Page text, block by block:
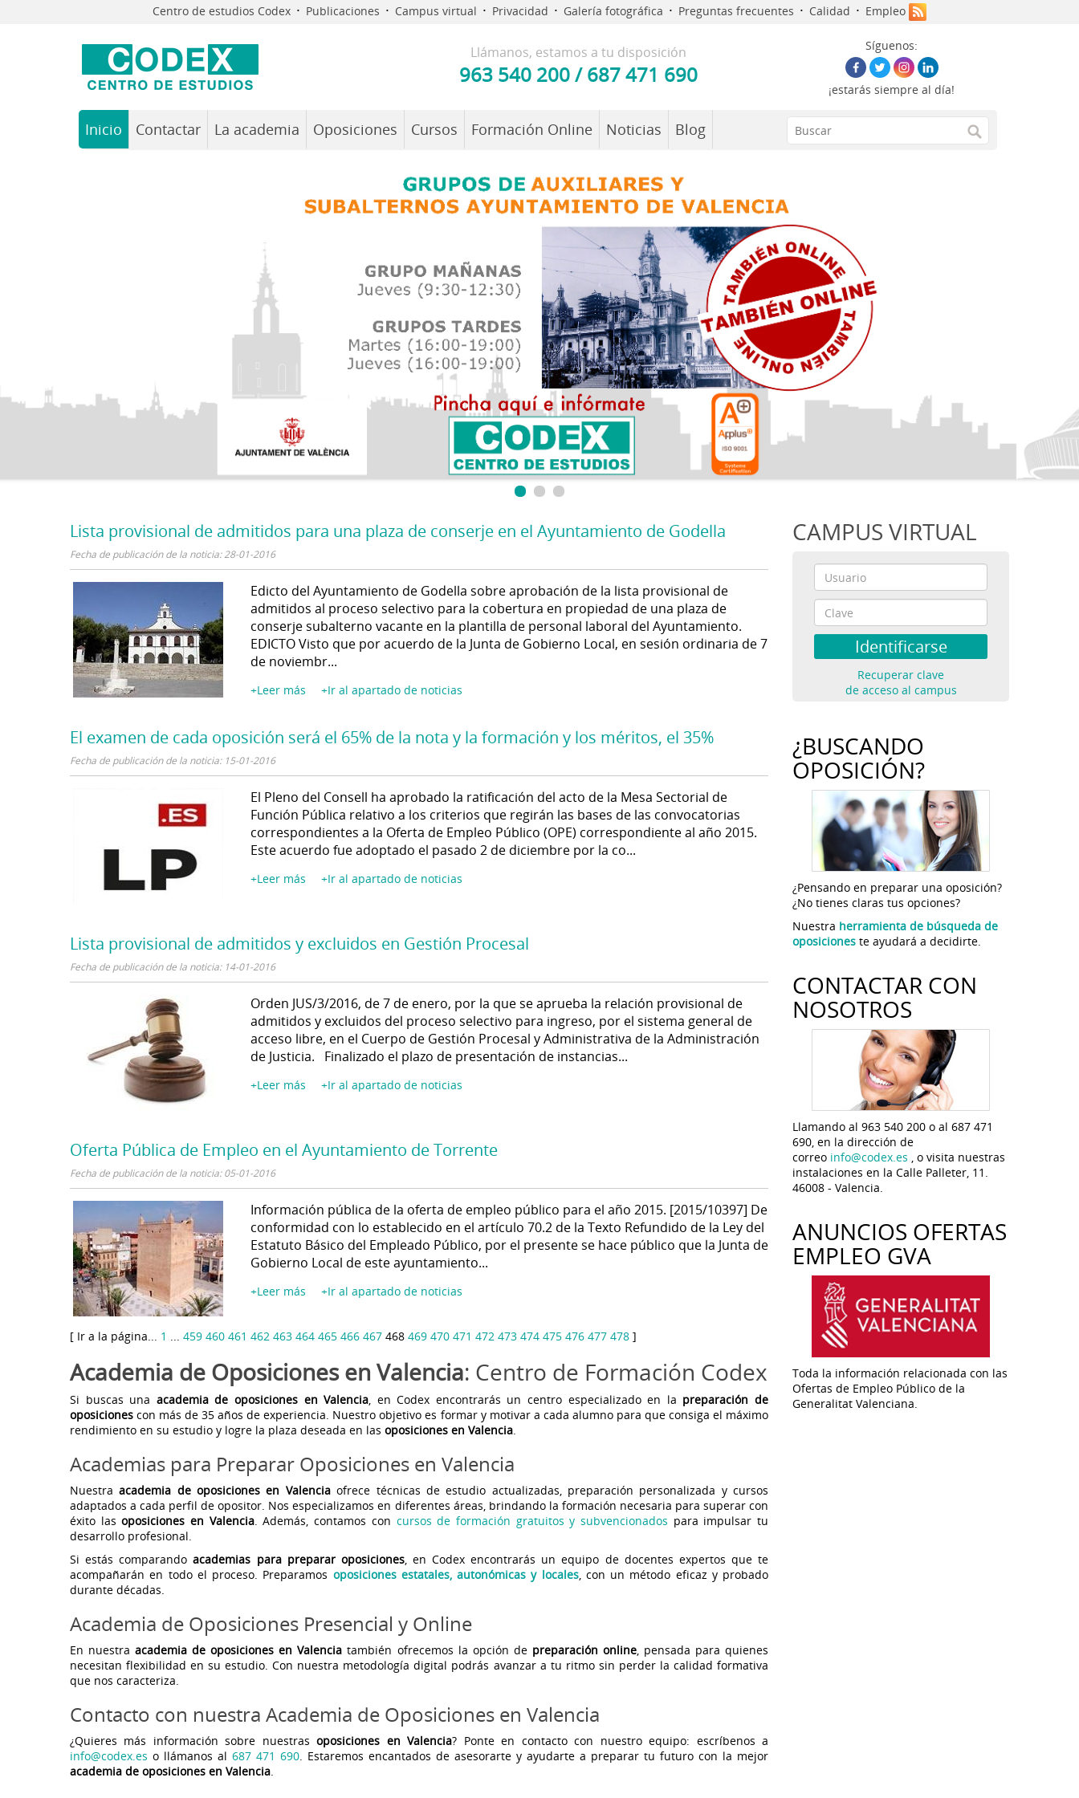
Centro de estudios Codex · Publicaciones · Campus virtual · Privacidad · Galería fotográfica · Preguntas frecuentes · Calidad · Empleo
Llámanos, estamos a tu disposición
963 540 200/687 471 690
Síguenos:
¡estarás siempre al día!
Inicio Contactar La academia Oposiciones Cursos Formación Online Noticias Blog
Lista provisional de admitidos para una plaza de conserje en el Ayuntamiento de Godella
Fecha de publicación de la noticia: 28-01-2016
Edicto del Ayuntamiento de Godella sobre aprobación de la lista provisional de
admitidos al proceso selectivo para la cobertura en propiedad de una plaza de
conserje subalterno vacante en la plantilla de personal laboral del Ayuntamiento.
EDICTO Visto que por acuerdo de la Junta de Gobierno Local, en sesión ordinaria de 7
de noviembr...
+Leer más +Ir al apartado de noticias
El examen de cada oposición será el 65% de la nota y la formación y los méritos, el 35%
Fecha de publicación de la noticia: 15-01-2016
El Pleno del Consell ha aprobado la ratificación del acto de la Mesa Sectorial de
Función Pública relativo a los criterios que regirán las bases de las convocatorias
correspondientes a la Oferta de Empleo Público (OPE) correspondiente al año 2015.
Este acuerdo fue adoptado el pasado 2 de diciembre por la co...
+Leer más +Ir al apartado de noticias
Lista provisional de admitidos y excluidos en Gestión Procesal
Fecha de publicación de la noticia: 14-01-2016
Orden JUS/3/2016, de 7 de enero, por la que se aprueba la relación provisional de
admitidos y excluidos del proceso selectivo para ingreso, por el sistema general de
acceso libre, en el Cuerpo de Gestión Procesal y Administrativa de la Administración
de Justicia. Finalizado el plazo de presentación de instancias...
+Leer más +Ir al apartado de noticias
Oferta Pública de Empleo en el Ayuntamiento de Torrente
Fecha de publicación de la noticia: 05-01-2016
Información pública de la oferta de empleo público para el año 2015. [2015/10397] De
conformidad con lo establecido en el artículo 70.2 de la Texto Refundido de la Ley del
Estatuto Básico del Empleado Público, por el presente se hace público que la Junta de
Gobierno Local de este ayuntamiento...
+Leer más +Ir al apartado de noticias
[ Ir a la página... 1 ... 459 460 461 462 463 464 465 466 467 468 469 470 471 472 473 474 475 476 477 478 ]
Academia de Oposiciones en Valencia: Centro de Formación Codex
Si buscas una academia de oposiciones en Valencia, en Codex encontrarás un centro especializado en la preparación de
oposiciones con más de 35 años de experiencia. Nuestro objetivo es formar y motivar a cada alumno para que consiga el máximo
rendimiento en su estudio y logre la plaza deseada en las oposiciones en Valencia.
Academias para Preparar Oposiciones en Valencia
Nuestraacademia de oposiciones en Valenciaofrece técnicas de estudio actualizadas, preparación personalizada y cursos
adaptados a cada perfil de opositor. Nos especializamos en diferentes áreas, brindando la formación necesaria para superar con
éxito lasoposiciones en Valencia. Además, contamos con cursos de formación gratuitos y subvencionados para impulsar tu
desarrollo profesional.
Si estás comparandoacademias para preparar oposiciones, en Codex encontrarás un equipo de docentes expertos que te
acompañarán en todo el proceso. Preparamos oposiciones estatales, autonómicas y locales, con un método eficaz y probado
durante décadas.
Academia de Oposiciones Presencial y Online
En nuestraacademia de oposiciones en Valencia también ofrecemos la opción de preparación online, pensada para quienes
necesitan flexibilidad en su estudio. Con nuestra metodología digital podrás avanzar a tu ritmo sin perder la calidad formativa
que nos caracteriza.
Contacto con nuestra Academia de Oposiciones en Valencia
¿Quieres más información sobre nuestrasoposiciones en Valencia? Ponte en contacto con nuestro equipo: escríbenos a
info@codex.es o llámanos al 687 471 690. Estaremos encantados de asesorarte y ayudarte a preparar tu futuro con la mejor
academia de oposiciones en Valencia.
CAMPUS VIRTUAL
Recuperar clave
de acceso al campus
¿BUSCANDO
OPOSICIÓN?
¿Pensando en preparar una oposición?
¿No tienes claras tus opciones?
Nuestra herramienta de búsqueda de
oposiciones te ayudará a decidirte.
CONTACTAR CON
NOSOTROS
Llamando al 963 540 200 o al 687 471
690, en la dirección de
correo info@codex.es , o visita nuestras
instalaciones en la Calle Palleter, 11.
46008 - Valencia.
ANUNCIOS OFERTAS
EMPLEO GVA
Toda la información relacionada con las
Ofertas de Empleo Público de la
Generalitat Valenciana.